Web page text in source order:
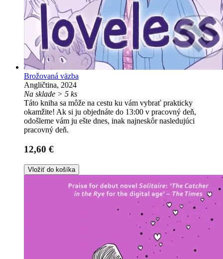
Brožovaná väzba
Angličtina, 2024
Na sklade > 5 ks
Táto kniha sa môže na cestu ku vám vybrať prakticky
okamžite! Ak si ju objednáte do 13:00 v pracovný deň,
odošleme vám ju ešte dnes, inak najneskôr nasledujúci
pracovný deň.
12,60 €
Vložiť do košíka